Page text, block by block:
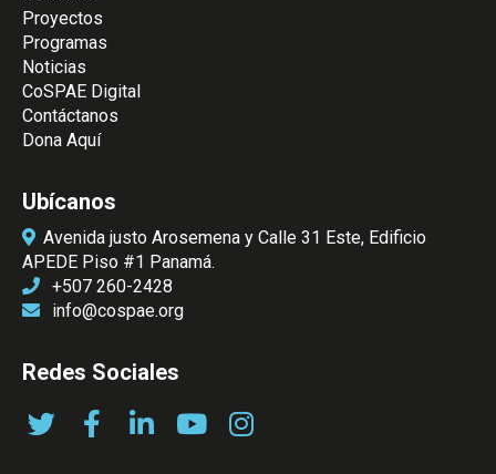
Proyectos
Programas
Noticias
CoSPAE Digital
Contáctanos
Dona Aquí
Ubícanos
Avenida justo Arosemena y Calle 31 Este, Edificio
APEDE Piso #1 Panamá.
+507 260-2428
info@cospae.org
Redes Sociales